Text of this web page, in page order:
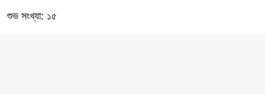
শুভ সংখ্যা: ১৫